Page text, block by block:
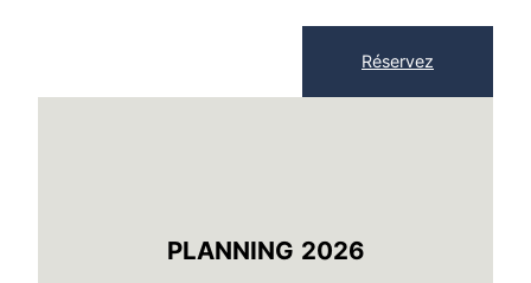
Réservez
PLANNING 2026